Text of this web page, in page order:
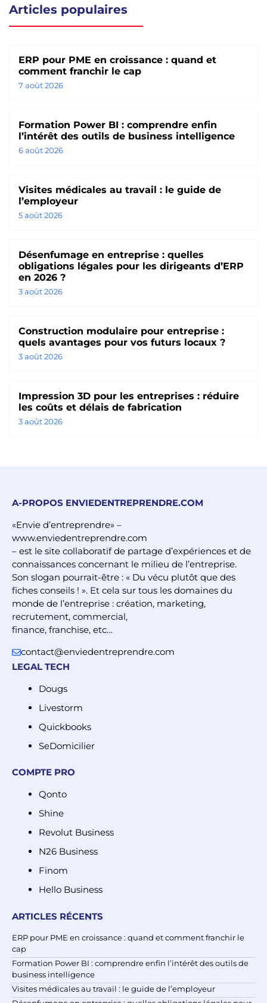
Articles populaires
ERP pour PME en croissance : quand et
comment franchir le cap
7 août 2026
Formation Power BI : comprendre enfin
l’intérêt des outils de business intelligence
6 août 2026
Visites médicales au travail : le guide de
l’employeur
5 août 2026
Désenfumage en entreprise : quelles
obligations légales pour les dirigeants d’ERP
en 2026 ?
3 août 2026
Construction modulaire pour entreprise :
quels avantages pour vos futurs locaux ?
3 août 2026
Impression 3D pour les entreprises : réduire
les coûts et délais de fabrication
3 août 2026
A-PROPOS ENVIEDENTREPRENDRE.COM
«Envie d’entreprendre» –
www.enviedentreprendre.com
– est le site collaboratif de partage d’expériences et de
connaissances concernant le milieu de l’entreprise.
Son slogan pourrait-être : « Du vécu plutôt que des
fiches conseils ! ». Et cela sur tous les domaines du
monde de l’entreprise : création, marketing,
recrutement, commercial,
finance, franchise, etc…
contact@enviedentreprendre.com
LEGAL TECH
Dougs
Livestorm
Quickbooks
SeDomicilier
COMPTE PRO
Qonto
Shine
Revolut Business
N26 Business
Finom
Hello Business
ARTICLES RÉCENTS
ERP pour PME en croissance : quand et comment franchir le
cap
Formation Power BI : comprendre enfin l’intérêt des outils de
business intelligence
Visites médicales au travail : le guide de l’employeur